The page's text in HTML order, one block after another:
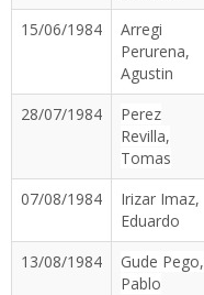
15/06/1984
Arregi
Perurena,
Agustin
28/07/1984
Perez
Revilla,
Tomas
07/08/1984
Irizar Imaz,
Eduardo
13/08/1984
Gude Pego,
Pablo